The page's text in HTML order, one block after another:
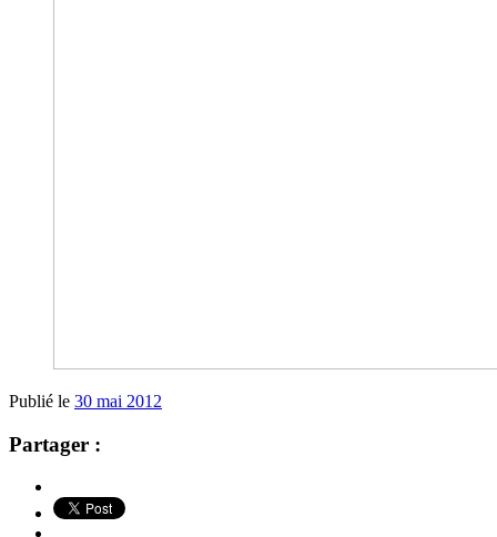
Publié le 30 mai 2012
Partager :